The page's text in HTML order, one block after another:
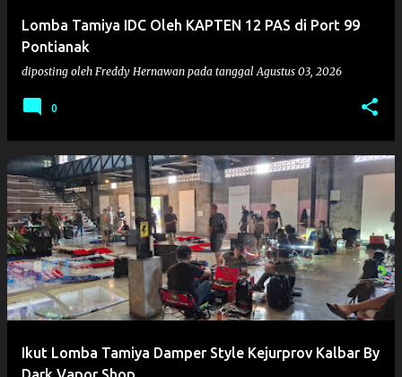
Lomba Tamiya IDC Oleh KAPTEN 12 PAS di Port 99
Pontianak
diposting oleh Freddy Hernawan pada tanggalAgustus 03, 2026
0
Ikut Lomba Tamiya Damper Style Kejurprov Kalbar By